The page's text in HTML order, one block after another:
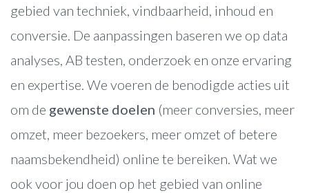
gebied van techniek, vindbaarheid, inhoud en
conversie. De aanpassingen baseren we op data
analyses, AB testen, onderzoek en onze ervaring
en expertise. We voeren de benodigde acties uit
om de gewenste doelen (meer conversies, meer
omzet, meer bezoekers, meer omzet of betere
naamsbekendheid) online te bereiken. Wat we
ook voor jou doen op het gebied van online